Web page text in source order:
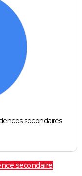
secondaires
secondaire